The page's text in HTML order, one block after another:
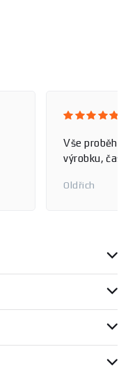
Vše
výrobku, čas
Oldřich